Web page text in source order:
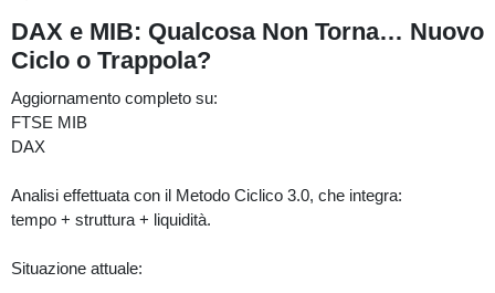
DAX e MIB: Qualcosa Non Torna… Nuovo
Ciclo o Trappola?
Aggiornamento completo su:
FTSE MIB
DAX
Analisi effettuata con il Metodo Ciclico 3.0, che integra:
tempo + struttura + liquidità.
Situazione attuale: